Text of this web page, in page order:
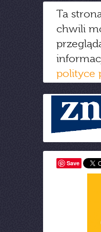
Ta
chwili
polityce
Save